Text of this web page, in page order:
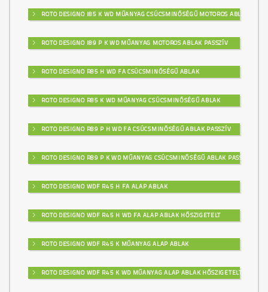
ROTO DESIGNO I85 K WD MŰANYAG CSÚCSMINŐSÉGŰ MOTOROS ABLAK
ROTO DESIGNO I89 P K WD MŰANYAG MOTOROS ABLAK PASSZÍV
ROTO DESIGNO R85 H WD FA CSÚCSMINŐSÉGŰ ABLAK
ROTO DESIGNO R85 K WD MŰANYAG CSÚCSMINŐSÉGŰ ABLAK
ROTO DESIGNO R89 P H WD FA CSÚCSMINŐSÉGŰ ABLAK PASSZÍV
ROTO DESIGNO R89 P K WD MŰANYAG CSÚCSMINŐSÉGŰ ABLAK PASSZÍV
ROTO DESIGNO WDF R45 H FA ALAP ABLAK
ROTO DESIGNO WDF R45 H WD FA ALAP ABLAK HŐSZIGETELT
ROTO DESIGNO WDF R45 K MŰANYAG ALAP ABLAK
ROTO DESIGNO WDF R45 K WD MŰANYAG ALAP ABLAK HŐSZIGETELT